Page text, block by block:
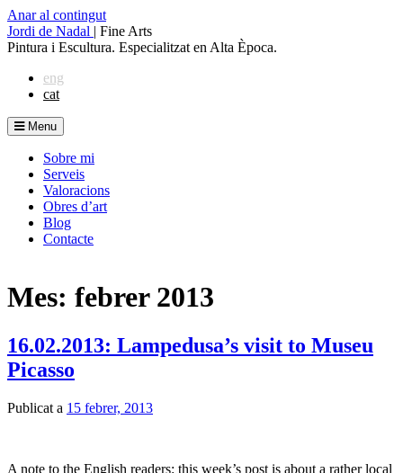
Anar al contingut
Jordi de Nadal | Fine Arts
Pintura i Escultura. Especialitzat en Alta Època.
eng
cat
Menu
Sobre mi
Serveis
Valoracions
Obres d’art
Blog
Contacte
Mes: febrer 2013
16.02.2013: Lampedusa’s visit to Museu
Picasso
Publicat a 15 febrer, 2013
A note to the English readers: this week’s post is about a rather local